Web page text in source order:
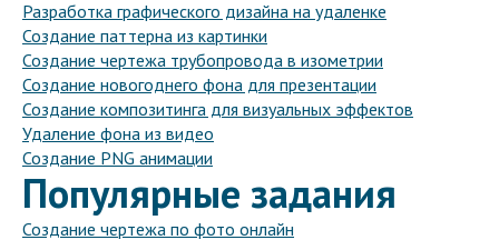
Разработка графического дизайна на удаленке
Создание паттерна из картинки
Создание чертежа трубопровода в изометрии
Создание новогоднего фона для презентации
Создание композитинга для визуальных эффектов
Удаление фона из видео
Создание PNG анимации
Популярные задания
Создание чертежа по фото онлайн